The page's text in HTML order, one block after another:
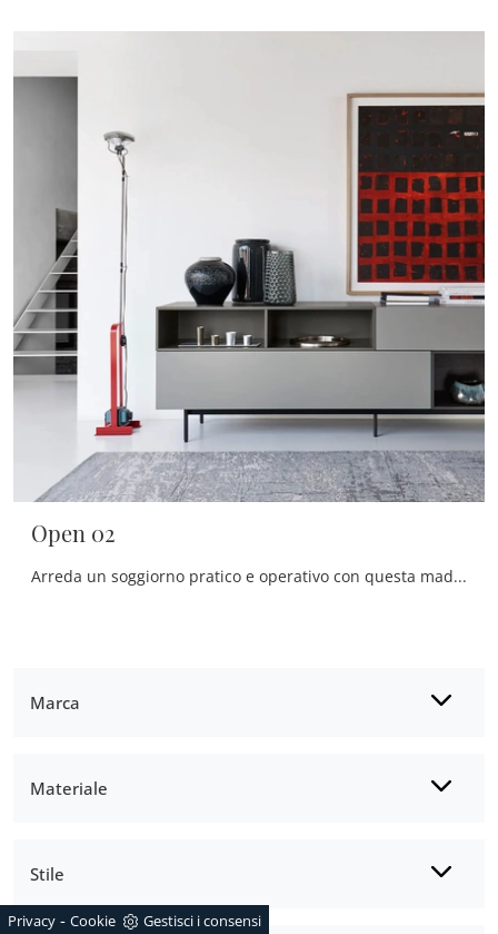
Marca
Materiale
Stile
Open 02
Arreda un soggiorno pratico e operativo con questa madia Open 02 di Sangiacomo: scopri le più belle Madie in laccato opaco.
Privacy - Cookie Gestisci i consensi